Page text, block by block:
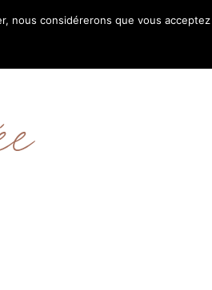
nous considérerons que vous